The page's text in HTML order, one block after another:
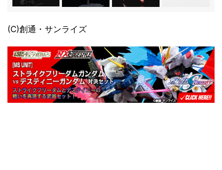
(C)創通・サンライズ